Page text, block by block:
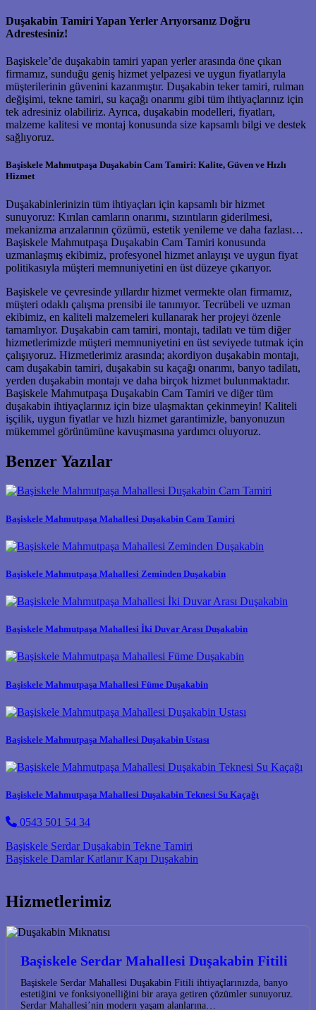
Duşakabin Tamiri Yapan Yerler Arıyorsanız Doğru
Adrestesiniz!
Başiskele’de duşakabin tamiri yapan yerler arasında öne çıkan
firmamız, sunduğu geniş hizmet yelpazesi ve uygun fiyatlarıyla
müşterilerinin güvenini kazanmıştır. Duşakabin teker tamiri, rulman
değişimi, tekne tamiri, su kaçağı onarımı gibi tüm ihtiyaçlarınız için
tek adresiniz olabiliriz. Ayrıca, duşakabin modelleri, fiyatları,
malzeme kalitesi ve montaj konusunda size kapsamlı bilgi ve destek
sağlıyoruz.
Başiskele Mahmutpaşa Duşakabin Cam Tamiri: Kalite, Güven ve Hızlı
Hizmet
Duşakabinlerinizin tüm ihtiyaçları için kapsamlı bir hizmet
sunuyoruz: Kırılan camların onarımı, sızıntıların giderilmesi,
mekanizma arızalarının çözümü, estetik yenileme ve daha fazlası…
Başiskele Mahmutpaşa Duşakabin Cam Tamiri konusunda
uzmanlaşmış ekibimiz, profesyonel hizmet anlayışı ve uygun fiyat
politikasıyla müşteri memnuniyetini en üst düzeye çıkarıyor.
Başiskele ve çevresinde yıllardır hizmet vermekte olan firmamız,
müşteri odaklı çalışma prensibi ile tanınıyor. Tecrübeli ve uzman
ekibimiz, en kaliteli malzemeleri kullanarak her projeyi özenle
tamamlıyor. Duşakabin cam tamiri, montajı, tadilatı ve tüm diğer
hizmetlerimizde müşteri memnuniyetini en üst seviyede tutmak için
çalışıyoruz. Hizmetlerimiz arasında; akordiyon duşakabin montajı,
cam duşakabin tamiri, duşakabin su kaçağı onarımı, banyo tadilatı,
yerden duşakabin montajı ve daha birçok hizmet bulunmaktadır.
Başiskele Mahmutpaşa Duşakabin Cam Tamiri ve diğer tüm
duşakabin ihtiyaçlarınız için bize ulaşmaktan çekinmeyin! Kaliteli
işçilik, uygun fiyatlar ve hızlı hizmet garantimizle, banyonuzun
mükemmel görünümüne kavuşmasına yardımcı oluyoruz.
Benzer Yazılar
Başiskele Mahmutpaşa Mahallesi Duşakabin Cam Tamiri
Başiskele Mahmutpaşa Mahallesi Zeminden Duşakabin
Başiskele Mahmutpaşa Mahallesi İki Duvar Arası Duşakabin
Başiskele Mahmutpaşa Mahallesi Füme Duşakabin
Başiskele Mahmutpaşa Mahallesi Duşakabin Ustası
Başiskele Mahmutpaşa Mahallesi Duşakabin Teknesi Su Kaçağı
0543 501 54 34
Post navigation
Başiskele Serdar Duşakabin Tekne Tamiri
Başiskele Damlar Katlanır Kapı Duşakabin
Hizmetlerimiz
Başiskele Serdar Mahallesi Duşakabin Fitili
Başiskele Serdar Mahallesi Duşakabin Fitili ihtiyaçlarınızda, banyo
estetiğini ve fonksiyonelliğini bir araya getiren çözümler sunuyoruz.
Serdar Mahallesi’nin modern yaşam alanlarına…